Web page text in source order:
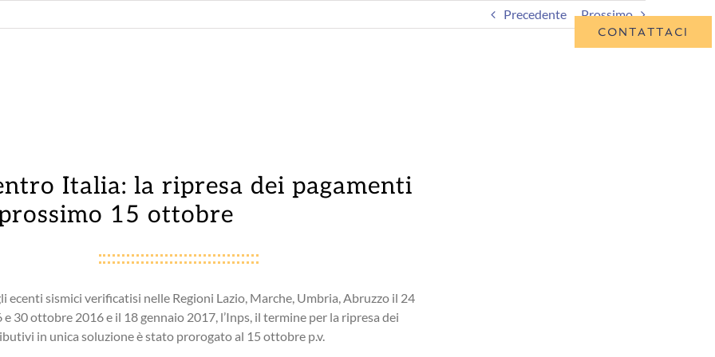
Supportiamo i privati nella gestione di colf e
badanti, dalle assunzioni alle dimissioni online.
Offriamo pacchetti di consulenza on line tramite
CONTATTACI
Precedente Prossimo
Italia: la ripresa dei pagamenti
15 ottobre
ecenti sismici verificatisi nelle Regioni Lazio, Marche, Umbria, Abruzzo il 24
30 ottobre 2016 e il 18 gennaio 2017, l’Inps, il termine per la ripresa dei
in unica soluzione è stato prorogato al 15 ottobre p.v.